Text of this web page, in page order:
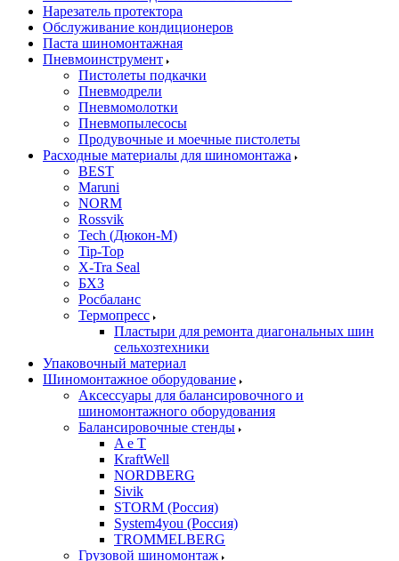
Нарезатель протектора
Обслуживание кондиционеров
Паста шиномонтажная
Пневмоинструмент
Пистолеты подкачки
Пневмодрели
Пневмомолотки
Пневмопылесосы
Продувочные и моечные пистолеты
Расходные материалы для шиномонтажа
BEST
Maruni
NORM
Rossvik
Tech (Дюкон-М)
Tip-Top
X-Tra Seal
БХЗ
Росбаланс
Термопресс
Пластыри для ремонта диагональных шин
сельхозтехники
Упаковочный материал
Шиномонтажное оборудование
Аксессуары для балансировочного и
шиномонтажного оборудования
Балансировочные стенды
A e T
KraftWell
NORDBERG
Sivik
STORM (Россия)
System4you (Россия)
TROMMELBERG
Грузовой шиномонтаж